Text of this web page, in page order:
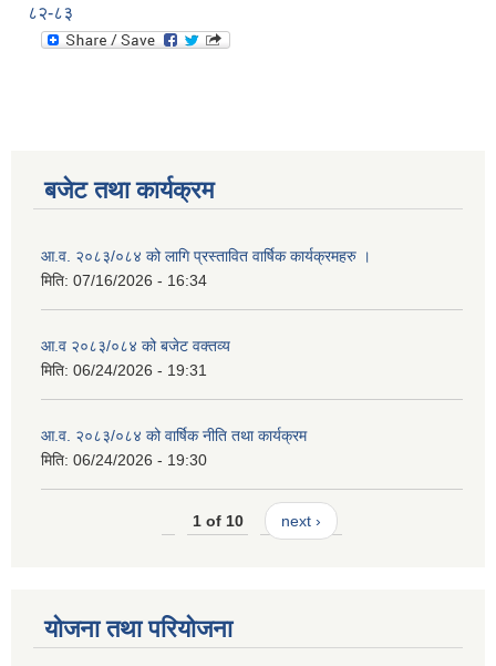
८२-८३
बजेट तथा कार्यक्रम
आ.व. २०८३/०८४ को लागि प्रस्तावित वार्षिक कार्यक्रमहरु ।
मिति: 07/16/2026 - 16:34
आ.व २०८३/०८४ को बजेट वक्तव्य
मिति: 06/24/2026 - 19:31
आ.व. २०८३/०८४ को वार्षिक नीति तथा कार्यक्रम
मिति: 06/24/2026 - 19:30
1 of 10 next ›
योजना तथा परियोजना